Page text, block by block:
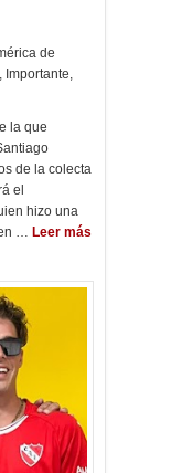
de
, Importante,
la que
de la colecta
el
hizo una
… Leer más